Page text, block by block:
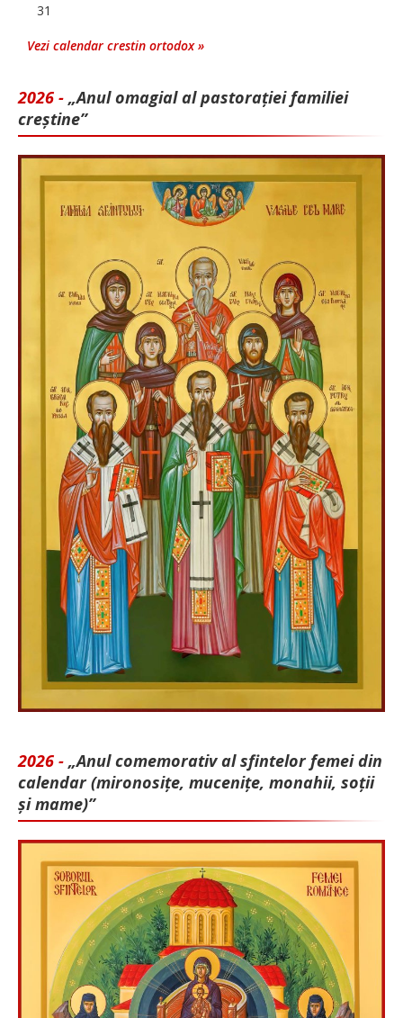
31
Vezi calendar crestin ortodox »
2026 - „Anul omagial al pastorației familiei
creștine”
2026 - „Anul comemorativ al sfintelor femei din
calendar (mironosițe, mu­cenițe, monahii, soții
și mame)”